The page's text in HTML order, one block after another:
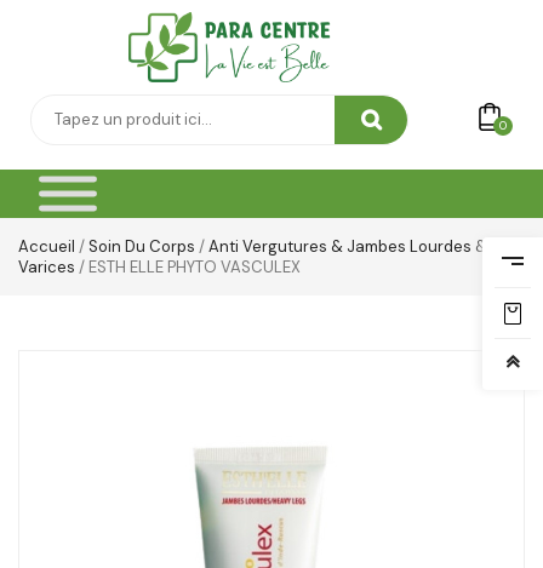
0
Accueil /Soin Du Corps /Anti Vergutures & Jambes Lourdes &
Varices / ESTH ELLE PHYTO VASCULEX